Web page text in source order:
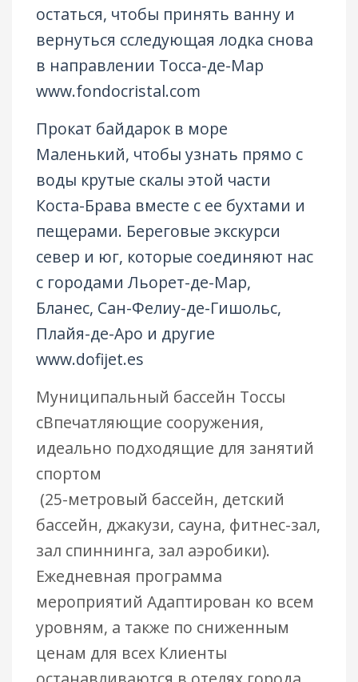
остаться, чтобы принять ванну и
вернуться сследующая лодка снова
в направлении Тосса-де-Мар
www.fondocristal.com
Прокат байдарок в море
Маленький, чтобы узнать прямо с
воды крутые скалы этой части
Коста-Брава вместе с ее бухтами и
пещерами. Береговые экскурси
север и юг, которые соединяют нас
с городами Льорет-де-Мар,
Бланес, Сан-Фелиу-де-Гишольс,
Плайя-де-Аро и другие
www.dofijet.es
Муниципальный бассейн Тоссы
сВпечатляющие сооружения,
идеально подходящие для занятий
спортом
(25-метровый бассейн, детский
бассейн, джакузи, сауна, фитнес-зал,
зал спиннинга, зал аэробики).
Ежедневная программа
мероприятий Адаптирован ко всем
уровням, а также по сниженным
ценам для всех Клиенты